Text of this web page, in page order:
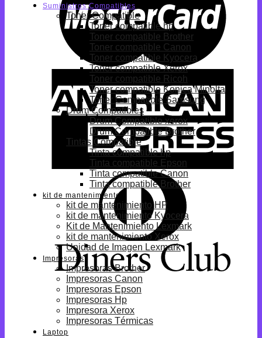
Suministros Compatibles
Toner Compatible
Toner compatible hp
Toner compatible Brother
Toner compatible Canon
Toner compatible Kyocera
Toner compatible Xerox
Toner compatible Ricoh
Toner compatible Konica Minolta
Toner Compatible Samsung
Drum Compatibles
Drum Compatible xerox
Drum Compatible Brother
Tintas Compatible
Tinta compatible hp
Tinta compatible Epson
Tinta compatible Canon
Tinta compatible Brother
kit de mantenimiento
kit de mantenimiento HP
kit de mantenimiento Kyocera
Kit de Mantenimiento Lexmark
kit de mantenimiento Xerox
Unidad de Imagen Lexmark
Impresoras
Impresoras Brother
Impresoras Canon
Impresoras Epson
Impresoras Hp
Impresora Xerox
Impresoras Térmicas
Laptop